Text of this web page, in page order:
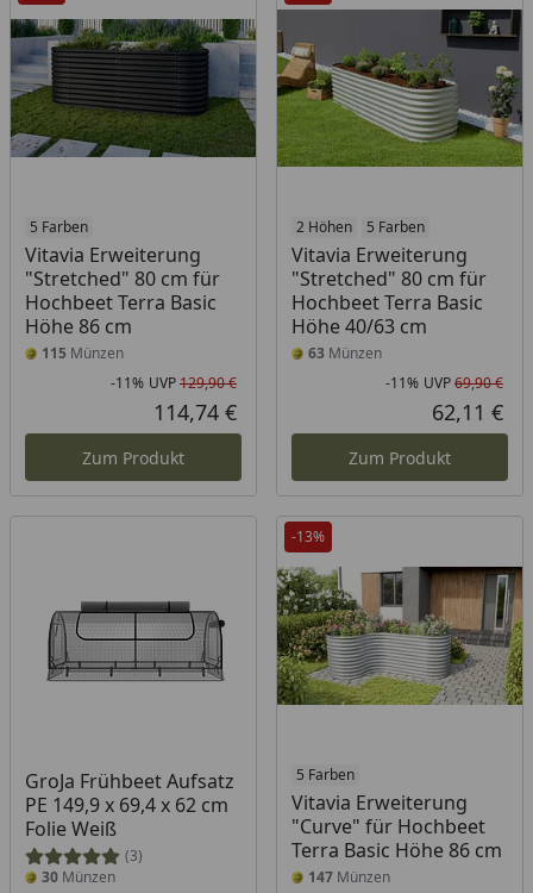
5 Farben
Vitavia Erweiterung
"Stretched" 80 cm für
Hochbeet Terra Basic
Höhe 86 cm
115 Münzen
Rabatt in Prozent
-11%
Ursprünglicher Preis
UVP129,90 €
Aktueller Preis
114,74 €
Zum Produkt
2 Höhen 5 Farben
Vitavia Erweiterung
"Stretched" 80 cm für
Hochbeet Terra Basic
Höhe 40/63 cm
63Münzen
-11% UVP69,90 €
62,11 €
Zum Produkt
GroJa Frühbeet Aufsatz
PE 149,9 x 69,4 x 62 cm
Folie Weiß
(3)
30 Münzen
-13%
5 Farben
Vitavia Erweiterung
"Curve" für Hochbeet
Terra Basic Höhe 86 cm
147Münzen